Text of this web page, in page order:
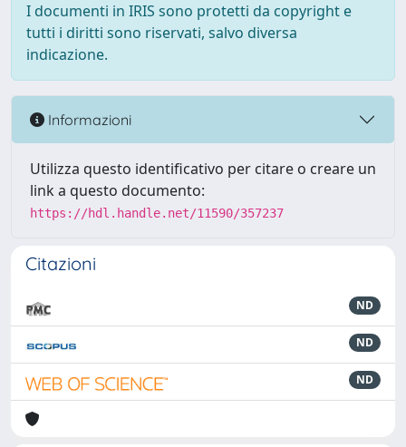
I documenti in IRIS sono protetti da copyright e
tutti i diritti sono riservati, salvo diversa
indicazione.
Informazioni
Utilizza questo identificativo per citare o creare un
link a questo documento:
https://hdl.handle.net/11590/357237
Citazioni
ND
ND
ND